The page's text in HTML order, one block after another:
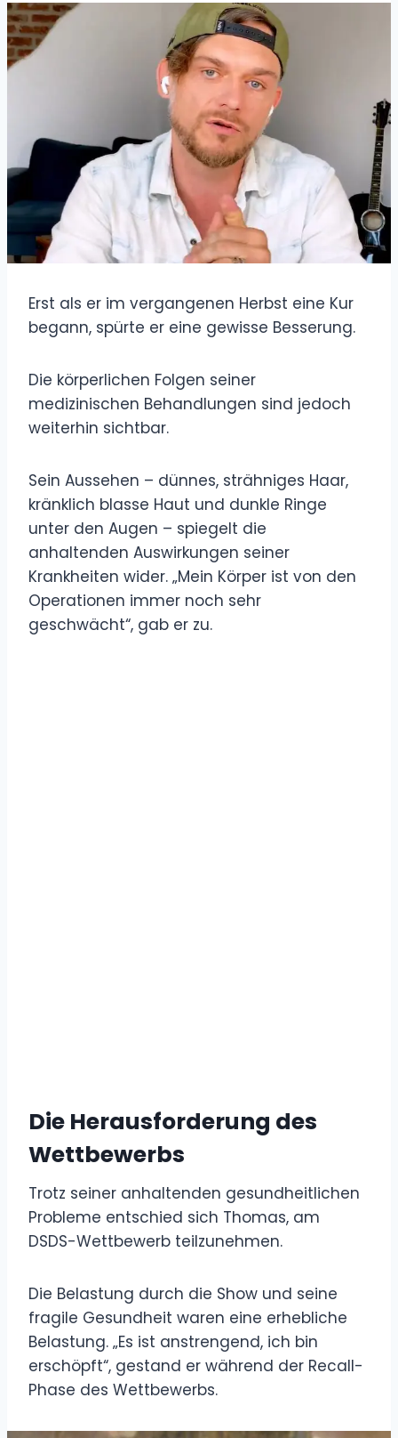
Erst als er im vergangenen Herbst eine Kur
begann, spürte er eine gewisse Besserung.
Die körperlichen Folgen seiner
medizinischen Behandlungen sind jedoch
weiterhin sichtbar.
Sein Aussehen – dünnes, strähniges Haar,
kränklich blasse Haut und dunkle Ringe
unter den Augen – spiegelt die
anhaltenden Auswirkungen seiner
Krankheiten wider. „Mein Körper ist von den
Operationen immer noch sehr
geschwächt“, gab er zu.
Die Herausforderung des
Wettbewerbs
Trotz seiner anhaltenden gesundheitlichen
Probleme entschied sich Thomas, am
DSDS-Wettbewerb teilzunehmen.
Die Belastung durch die Show und seine
fragile Gesundheit waren eine erhebliche
Belastung. „Es ist anstrengend, ich bin
erschöpft“, gestand er während der Recall-
Phase des Wettbewerbs.